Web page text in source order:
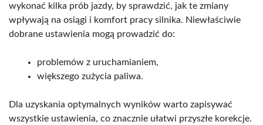
wykonać kilka prób jazdy, by sprawdzić, jak te zmiany
wpływają na osiągi i komfort pracy silnika. Niewłaściwie
dobrane ustawienia mogą prowadzić do:
problemów z uruchamianiem,
większego zużycia paliwa.
Dla uzyskania optymalnych wyników warto zapisywać
wszystkie ustawienia, co znacznie ułatwi przyszłe korekcje.